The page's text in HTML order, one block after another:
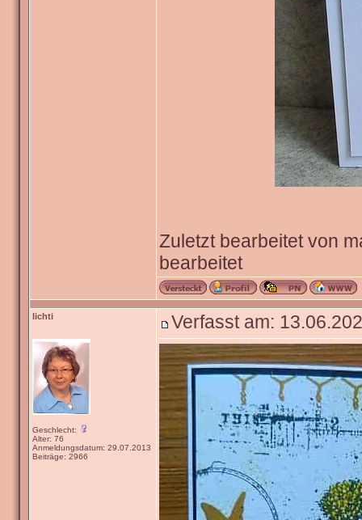
Zuletzt bearbeitet von
bearbeitet
lichti
Geschlecht:
Alter: 76
Anmeldungsdatum: 29.07.2013
Beiträge: 2966
Verfasst am: